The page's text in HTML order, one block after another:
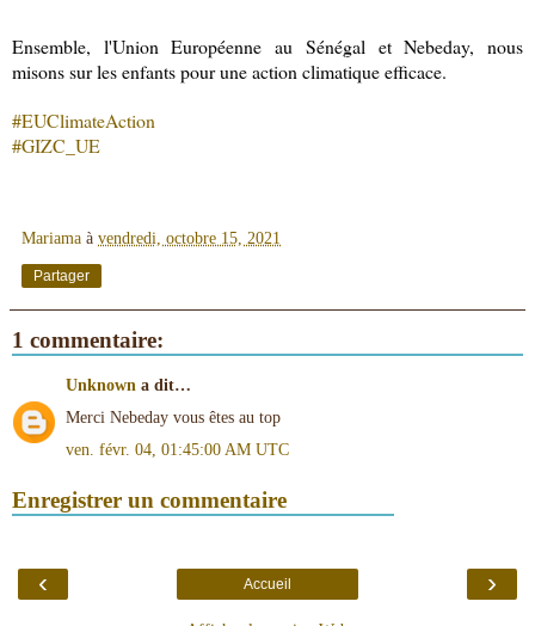
Ensemble, l'Union Européenne au Sénégal et Nebeday, nous
misons sur les enfants pour une action climatique efficace.
#EUClimateAction
#GIZC_UE
Mariama à vendredi, octobre 15, 2021
Partager
1 commentaire:
Unknown a dit…
Merci Nebeday vous êtes au top
ven. févr. 04, 01:45:00 AM UTC
Enregistrer un commentaire
‹ ›
Accueil